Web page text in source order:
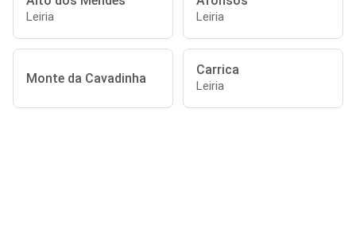
Leiria Leiria
Monte da Cavadinha
Carrica
Leiria